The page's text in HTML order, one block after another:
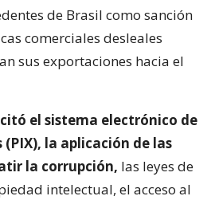
de Brasil como sanción
comerciales desleales
sus exportaciones hacia el
citó el sistema electrónico de
la aplicación de las
la corrupción, las leyes de
intelectual, el acceso al